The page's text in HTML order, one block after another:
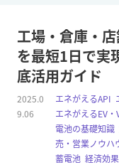
工場・倉庫・
を最短1日で実
底活用ガイド
エネがえるAPI
エネがえるEV・
電池の基礎知識
売・営業ノウハ
蓄電池 ,経済効
2025.0
9.06